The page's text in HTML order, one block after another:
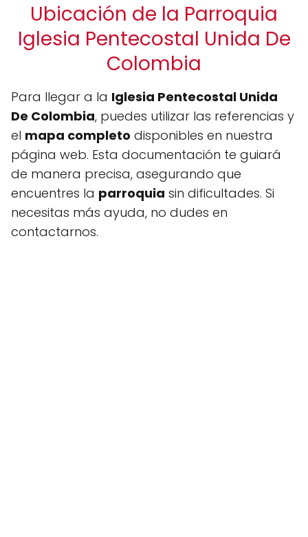
Ubicación de la Parroquia
Iglesia Pentecostal Unida De
Colombia
Para llegar a la Iglesia Pentecostal Unida
De Colombia, puedes utilizar las referencias y
el mapa completo disponibles en nuestra
página web. Esta documentación te guiará
de manera precisa, asegurando que
encuentres la parroquia sin dificultades. Si
necesitas más ayuda, no dudes en
contactarnos.